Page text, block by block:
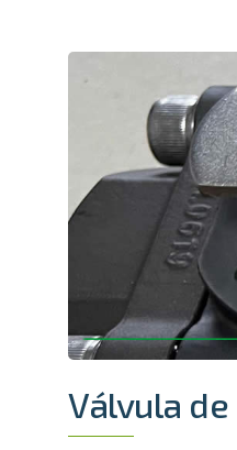
Válvula